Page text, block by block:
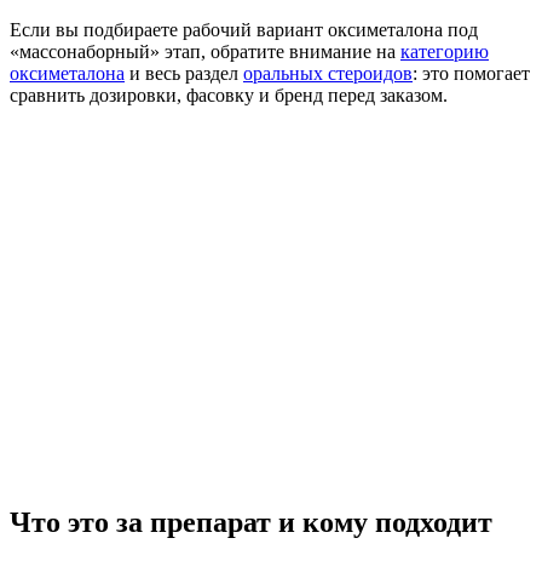
Если вы подбираете рабочий вариант оксиметалона под
«массонаборный» этап, обратите внимание на категорию
оксиметалона и весь раздел оральных стероидов: это помогает
сравнить дозировки, фасовку и бренд перед заказом.
Что это за препарат и кому подходит